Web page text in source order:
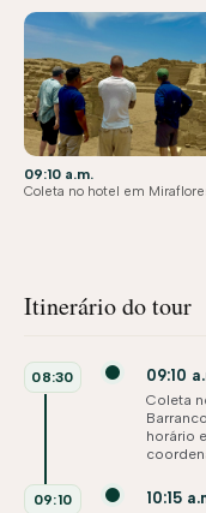
09:10 a.m.
Coleta no hotel em
Itinerário do tour
08:30 09:10
Coleta
horário
09:10 10:15